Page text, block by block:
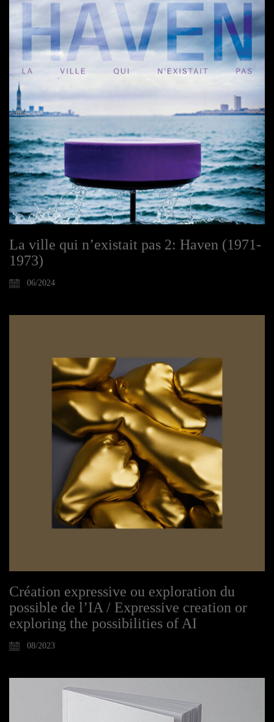
La ville qui n’existait pas 2: Haven (1971-
1973)
06/2024
Création expressive ou exploration du
possible de l’IA / Expressive creation or
exploring the possibilities of AI
08/2023